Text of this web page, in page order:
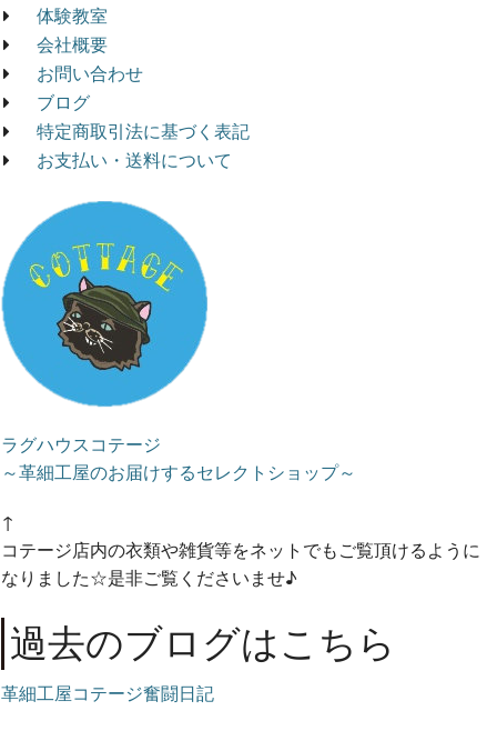
体験教室
会社概要
お問い合わせ
ブログ
特定商取引法に基づく表記
お支払い・送料について
ラグハウスコテージ
～革細工屋のお届けするセレクトショップ～
↑
コテージ店内の衣類や雑貨等をネットでもご覧頂けるように
なりました☆是非ご覧くださいませ♪
過去のブログはこちら
革細工屋コテージ奮闘日記